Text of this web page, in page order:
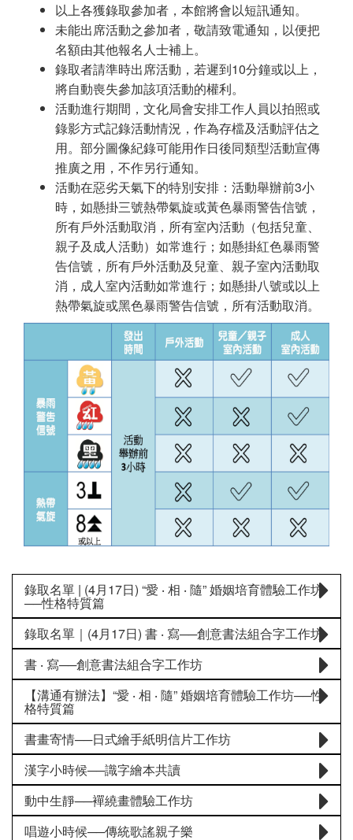
以上各獲錄取參加者，本館將會以短訊通知。
未能出席活動之參加者，敬請致電通知，以便把
名額由其他報名人士補上。
錄取者請準時出席活動，若遲到10分鐘或以上，
將自動喪失參加該項活動的權利。
活動進行期間，文化局會安排工作人員以拍照或
錄影方式記錄活動情況，作為存檔及活動評估之
用。部分圖像紀錄可能用作日後同類型活動宣傳
推廣之用，不作另行通知。
活動在惡劣天氣下的特別安排：活動舉辦前3小
時，如懸掛三號熱帶氣旋或黃色暴雨警告信號，
所有戶外活動取消，所有室內活動（包括兒童、
親子及成人活動）如常進行；如懸掛紅色暴雨警
告信號，所有戶外活動及兒童、親子室內活動取
消，成人室內活動如常進行；如懸掛八號或以上
熱帶氣旋或黑色暴雨警告信號，所有活動取消。
錄取名單 | (4月17日) “愛 ‧ 相 ‧ 隨” 婚姻培育體驗工作坊
──性格特質篇
錄取名單｜(4月17日) 書 ‧ 寫──創意書法組合字工作坊
書 ‧ 寫──創意書法組合字工作坊
【溝通有辦法】“愛 ‧ 相 ‧ 隨” 婚姻培育體驗工作坊──性
格特質篇
書畫寄情──日式繪手紙明信片工作坊
漢字小時候──識字繪本共讀
動中生靜──襌繞畫體驗工作坊
唱遊小時候──傳統歌謠親子樂